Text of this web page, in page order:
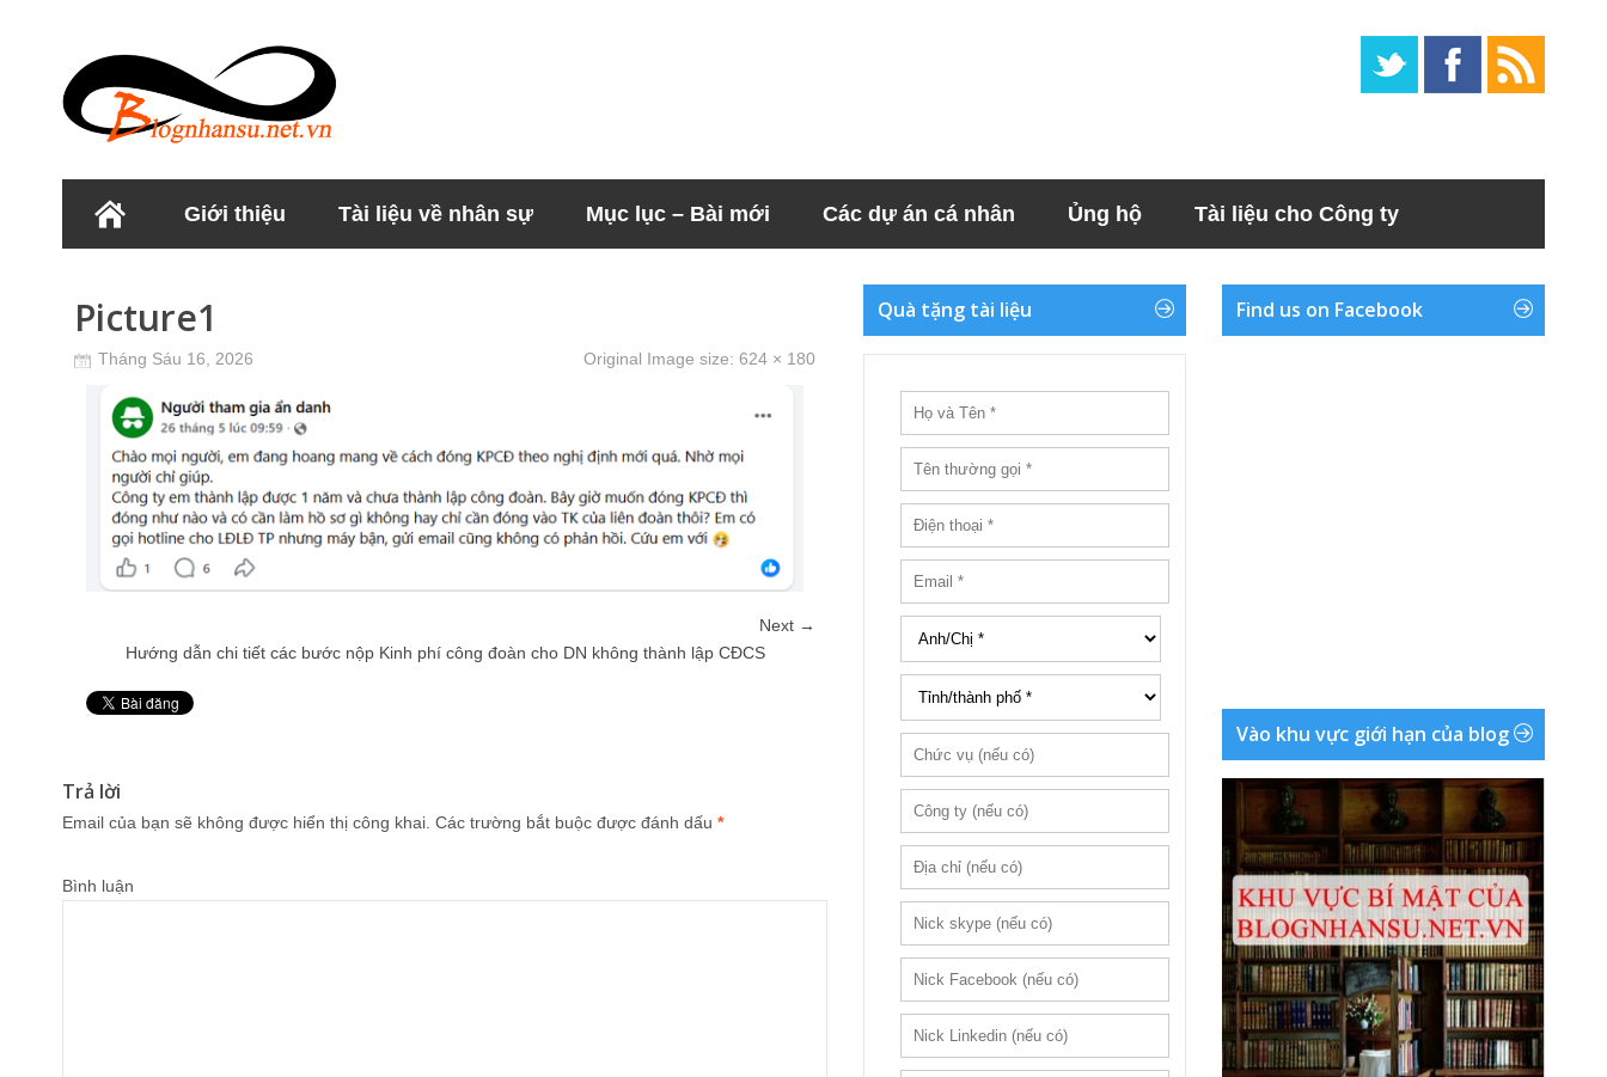
Giới thiệu Tài liệu về nhân sự Mục lục – Bài mới Các dự án cá nhân Ủng hộ Tài liệu cho Công ty
Picture1
Tháng Sáu 16, 2026 Original Image size: 624 × 180
Next →
Hướng dẫn chi tiết các bước nộp Kinh phí công đoàn cho DN không thành lập CĐCS
Trả lời
Email của bạn sẽ không được hiển thị công khai. Các trường bắt buộc được đánh dấu *
Bình luận
Quà tặng tài liệu Find us on Facebook
Vào khu vực giới hạn của blog